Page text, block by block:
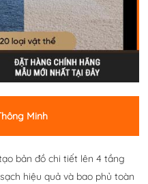
Minh
bản đồ chi tiết lên 4 tầng
hiệu quả và bao phủ toàn